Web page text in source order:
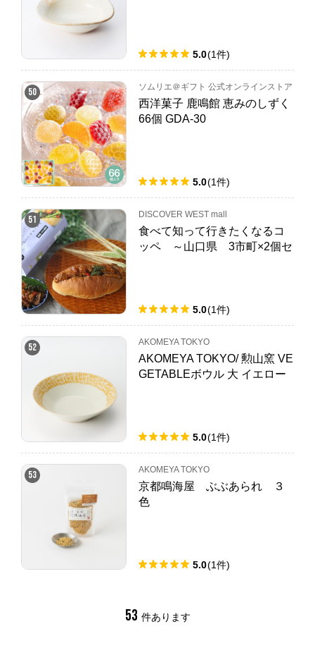
5.0(1件)
50 ソムリエ＠ギフト 公式オンラインストア
西洋菓子 鹿鳴館 恵みのしずく
66個 GDA-30
5.0(1件)
51 DISCOVER WEST mall
食べて知って行きたくなるコ
ッペ ～山口県 3市町×2個セ
5.0(1件)
52 AKOMEYA TOKYO
AKOMEYA TOKYO/ 勲山窯 VE
GETABLEボウル 大 イエロー
5.0(1件)
53 AKOMEYA TOKYO
京都鳴海屋 ぶぶあられ ３
色
5.0(1件)
53 件あります